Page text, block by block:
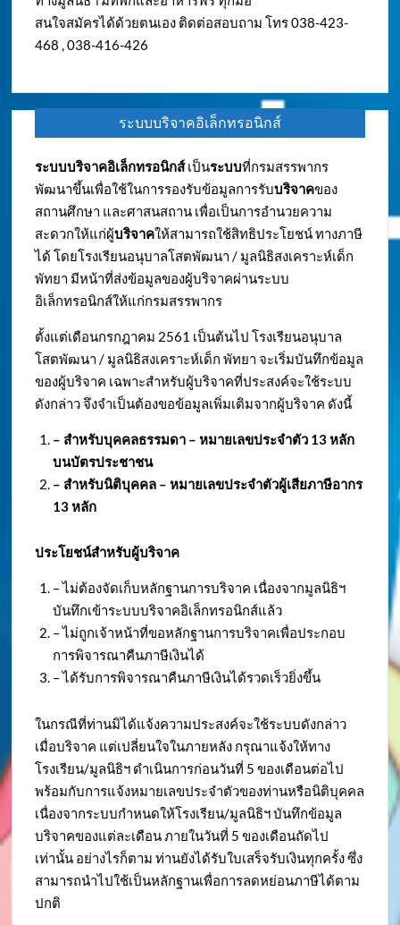
สนใจสมัครได้ด้วยตนเอง ติดต่อสอบถาม โทร 038-423-
468 , 038-416-426
ระบบบริจาคอิเล็กทรอนิกส์
ระบบบริจาคอิเล็กทรอนิกส์เป็นระบบที่กรมสรรพากร
พัฒนาขึ้นเพื่อใช้ในการรองรับข้อมูลการรับบริจาคของ
สถานศึกษา และศาสนสถาน เพื่อเป็นการอำนวยความ
สะดวกให้แก่ผู้บริจาคให้สามารถใช้สิทธิประโยชน์ ทางภาษี
ได้ โดยโรงเรียนอนุบาลโสตพัฒนา / มูลนิธิสงเคราะห์เด็ก
พัทยา มีหน้าที่ส่งข้อมูลของผู้บริจาคผ่านระบบ
อิเล็กทรอนิกส์ให้แก่กรมสรรพากร
ตั้งแต่เดือนกรกฎาคม 2561 เป็นต้นไป โรงเรียนอนุบาล
โสตพัฒนา / มูลนิธิสงเคราะห์เด็ก พัทยา จะเริ่มบันทึกข้อมูล
ของผู้บริจาค เฉพาะสำหรับผู้บริจาคที่ประสงค์จะใช้ระบบ
ดังกล่าว จึงจำเป็นต้องขอข้อมูลเพิ่มเติมจากผู้บริจาค ดังนี้
– สำหรับบุคคลธรรมดา – หมายเลขประจำตัว 13 หลัก
บนบัตรประชาชน
– สำหรับนิติบุคคล – หมายเลขประจำตัวผู้เสียภาษีอากร
13 หลัก
ประโยชน์สำหรับผู้บริจาค
– ไม่ต้องจัดเก็บหลักฐานการบริจาค เนื่องจากมูลนิธิฯ
บันทึกเข้าระบบบริจาคอิเล็กทรอนิกส์แล้ว
– ไม่ถูกเจ้าหน้าที่ขอหลักฐานการบริจาคเพื่อประกอบ
การพิจารณาคืนภาษีเงินได้
– ได้รับการพิจารณาคืนภาษีเงินได้รวดเร็วยิ่งขึ้น
ในกรณีที่ท่านมิได้แจ้งความประสงค์จะใช้ระบบดังกล่าว
เมื่อบริจาค แต่เปลี่ยนใจในภายหลัง กรุณาแจ้งให้ทาง
โรงเรียน/มูลนิธิฯ ดำเนินการก่อนวันที่ 5 ของเดือนต่อไป
พร้อมกับการแจ้งหมายเลขประจำตัวของท่านหรือนิติบุคคล
เนื่องจากระบบกำหนดให้โรงเรียน/มูลนิธิฯ บันทึกข้อมูล
บริจาคของแต่ละเดือน ภายในวันที่ 5 ของเดือนถัดไป
เท่านั้น อย่างไรก็ตาม ท่านยังได้รับใบเสร็จรับเงินทุกครั้ง ซึ่ง
สามารถนำไปใช้เป็นหลักฐานเพื่อการลดหย่อนภาษีได้ตาม
ปกติ